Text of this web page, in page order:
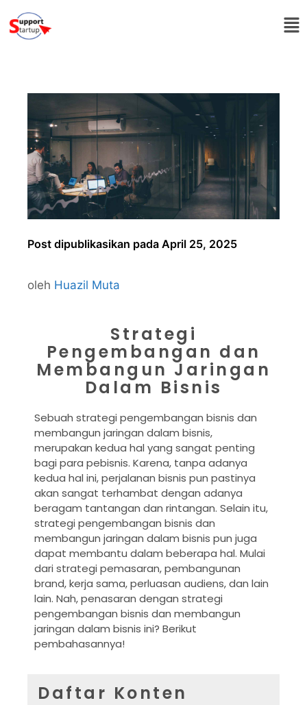
Post dipublikasikan pada April 25, 2025
oleh Huazil Muta
Strategi
Pengembangan dan
Membangun Jaringan
Dalam Bisnis
Sebuah strategi pengembangan bisnis dan
membangun jaringan dalam bisnis,
merupakan kedua hal yang sangat penting
bagi para pebisnis. Karena, tanpa adanya
kedua hal ini, perjalanan bisnis pun pastinya
akan sangat terhambat dengan adanya
beragam tantangan dan rintangan. Selain itu,
strategi pengembangan bisnis dan
membangun jaringan dalam bisnis pun juga
dapat membantu dalam beberapa hal. Mulai
dari strategi pemasaran, pembangunan
brand, kerja sama, perluasan audiens, dan lain
lain. Nah, penasaran dengan strategi
pengembangan bisnis dan membangun
jaringan dalam bisnis ini? Berikut
pembahasannya!
Daftar Konten